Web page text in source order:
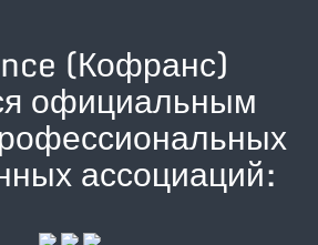
(Кофранс)
официальным
ассоциаций: